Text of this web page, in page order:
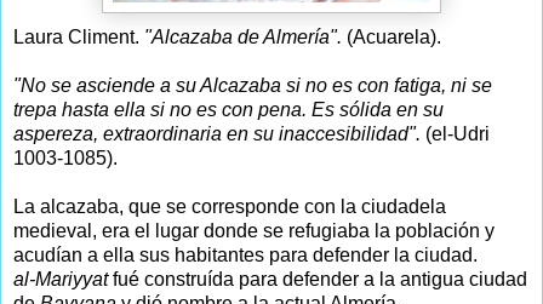
Laura Climent. "Alcazaba de Almería". (Acuarela).
"No se asciende a su Alcazaba si no es con fatiga, ni se
trepa hasta ella si no es con pena. Es sólida en su
aspereza, extraordinaria en su inaccesibilidad". (el-Udri
1003-1085).
La alcazaba, que se corresponde con la ciudadela
medieval, era el lugar donde se refugiaba la población y
acudían a ella sus habitantes para defender la ciudad.
al-Mariyyatfué construída para defender a la antigua ciudad